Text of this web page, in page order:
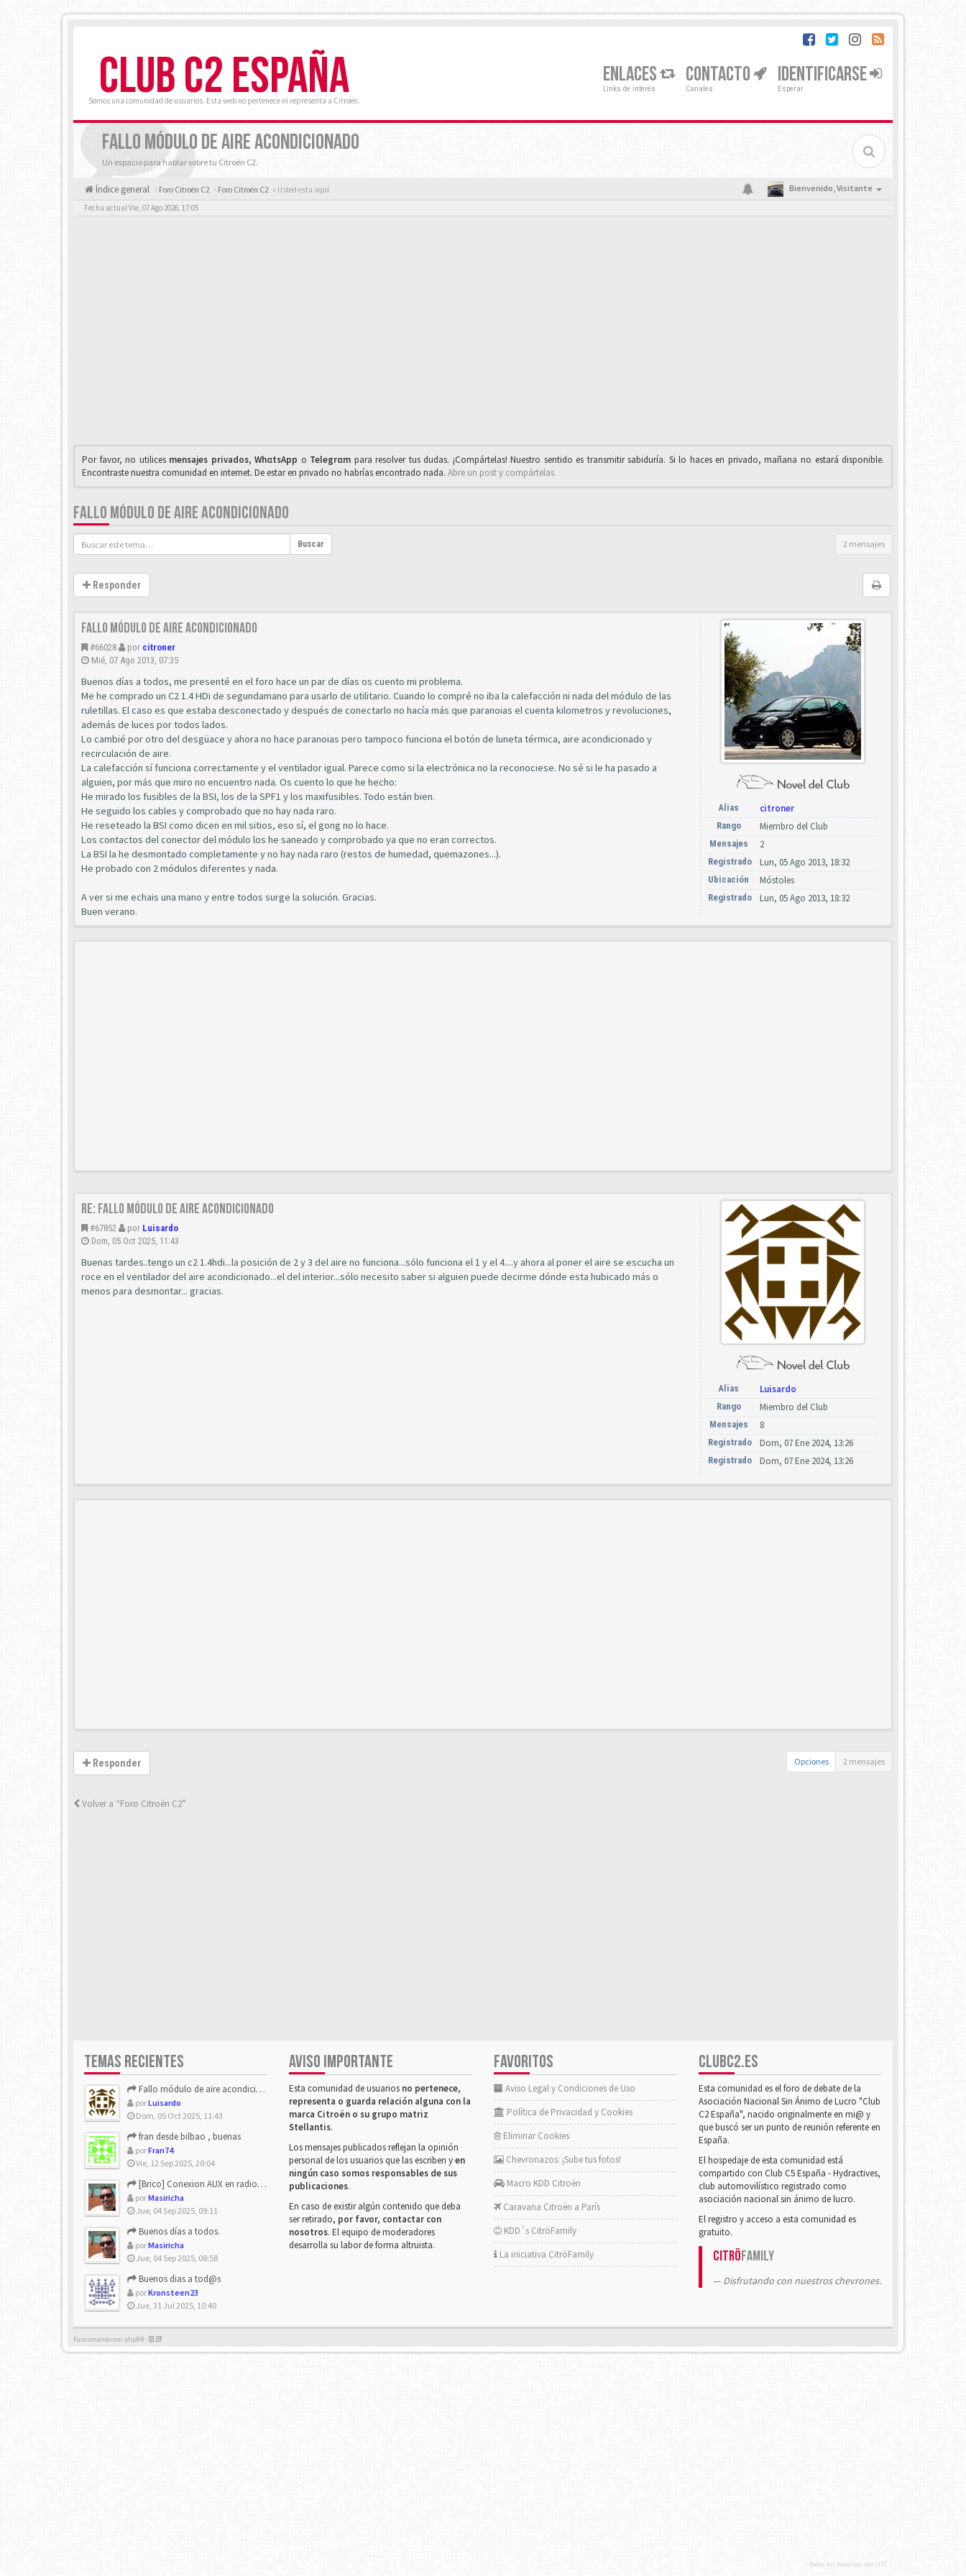
CLUB C2 ESPAÑA
Somos una comunidad de usuarios. Esta web no pertenece ni representa a Citroën.
ENLACES
Links de interés
CONTACTO
Canales
IDENTIFICARSE
Esperar
FALLO MÓDULO DE AIRE ACONDICIONADO
Un espacio para hablar sobre tu Citroën C2.
Índice general Foro Citroën C2 Foro Citroën C2 « Usted esta aquí Bienvenido,Visitante
Fecha actual Vie, 07 Ago 2026, 17:05
Por favor, no utilices mensajes privados,WhαtsApp o Telegrαm para resolver tus dudas. ¡Compártelas! Nuestro sentido es transmitir sabiduría. Si lo haces en privado, mañana no estará disponible.
Encontraste nuestra comunidad en internet. De estar en privado no habrías encontrado nada. Abre un post y compártelas
FALLO MÓDULO DE AIRE ACONDICIONADO
Buscar 2 mensajes
Responder
Fallo módulo de aire acondicionado
#66028 por citroner
Mié, 07 Ago 2013, 07:35
Buenos días a todos, me presenté en el foro hace un par de días os cuento mi problema.
Me he comprado un C2 1.4 HDi de segundamano para usarlo de utilitario. Cuando lo compré no iba la calefacción ni nada del módulo de las
ruletillas. El caso es que estaba desconectado y después de conectarlo no hacía más que paranoias el cuenta kilometros y revoluciones,
además de luces por todos lados.
Lo cambié por otro del desgüace y ahora no hace paranoias pero tampoco funciona el botón de luneta térmica, aire acondicionado y
recirculación de aire.
La calefacción sí funciona correctamente y el ventilador igual. Parece como si la electrónica no la reconociese. No sé si le ha pasado a
alguien, por más que miro no encuentro nada. Os cuento lo que he hecho:
He mirado los fusibles de la BSI, los de la SPF1 y los maxifusibles. Todo están bien.
He seguido los cables y comprobado que no hay nada raro.
He reseteado la BSI como dicen en mil sitios, eso sí, el gong no lo hace.
Los contactos del conector del módulo los he saneado y comprobado ya que no eran correctos.
La BSI la he desmontado completamente y no hay nada raro (restos de humedad, quemazones...).
He probado con 2 módulos diferentes y nada.
A ver si me echais una mano y entre todos surge la solución. Gracias.
Buen verano.
Alias citroner
Rango Miembro del Club
Mensajes 2
Registrado Lun, 05 Ago 2013, 18:32
Ubicación Móstoles
Registrado Lun, 05 Ago 2013, 18:32
Re: Fallo módulo de aire acondicionado
#67852 por Luisardo
Dom, 05 Oct 2025, 11:43
Buenas tardes..tengo un c2 1.4hdi...la posición de 2 y 3 del aire no funciona...sólo funciona el 1 y el 4....y ahora al poner el aire se escucha un
roce en el ventilador del aire acondicionado...el del interior...sólo necesito saber si alguien puede decirme dónde esta hubicado más o
menos para desmontar... gracias.
Alias Luisardo
Rango Miembro del Club
Mensajes 8
Registrado Dom, 07 Ene 2024, 13:26
Registrado Dom, 07 Ene 2024, 13:26
Responder Opciones 2 mensajes
Volver a “Foro Citroën C2”
TEMAS RECIENTES
Fallo módulo de aire acondicionado
porLuisardo
Dom, 05 Oct 2025, 11:43
fran desde bilbao , buenas
porFran74
Vie, 12 Sep 2025, 20:04
[Brico] Conexion AUX en radio de origen
porMasiricha
Jue, 04 Sep 2025, 09:11
Buenos días a todos.
porMasiricha
Jue, 04 Sep 2025, 08:58
Buenos dias a tod@s
porKronsteen23
Jue, 31 Jul 2025, 10:40
AVISO IMPORTANTE
Esta comunidad de usuarios no pertenece,
representa o guarda relación alguna con la
marca Citroën o su grupo matriz
Stellantis.
Los mensajes publicados reflejan la opinión
personal de los usuarios que las escriben yen
ningún caso somos responsables de sus
publicaciones.
En caso de existir algún contenido que deba
ser retirado, por favor, contactar con
nosotros. El equipo de moderadores
desarrolla su labor de forma altruista.
FAVORITOS
Aviso Legal y Condiciones de Uso
Política de Privacidad y Cookies
Eliminar Cookies
Chevronazos: ¡Sube tus fotos!
Macro KDD Citroën
Caravana Citroën a París
KDD´s CitröFamily
La iniciativa CitröFamily
CLUBC2.ES
Esta comunidad es el foro de debate de la
Asociación Nacional Sin Ánimo de Lucro "Club
C2 España", nacido originalmente en mi@ y
que buscó ser un punto de reunión referente en
España.
El hospedaje de esta comunidad está
compartido con Club C5 España - Hydractives,
club automovilístico registrado como
asociación nacional sin ánimo de lucro.
El registro y acceso a esta comunidad es
gratuito.
CitröFamily
Disfrutando con nuestros chevrones.
Funcionando con phpBB -
- Todos los horarios son UTC -